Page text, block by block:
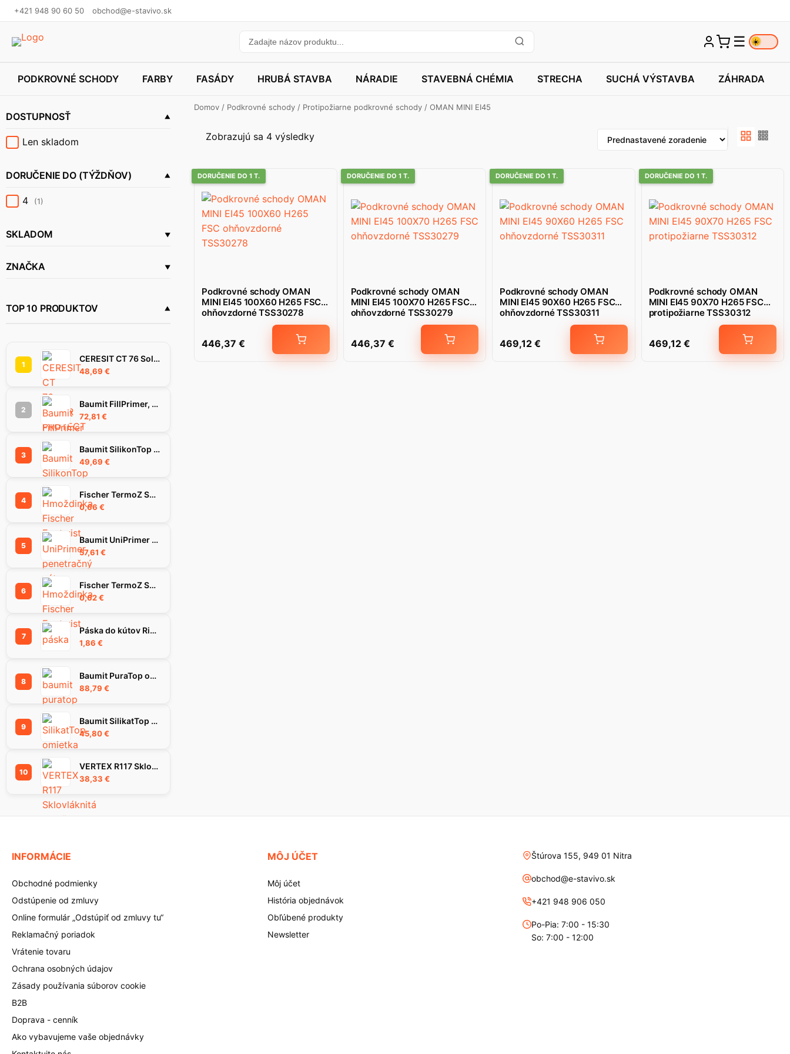
+421 948 90 60 50 obchod@e-stavivo.sk
☰ ☀️
PODKROVNÉ SCHODY FARBY FASÁDY HRUBÁ STAVBA NÁRADIE STAVEBNÁ CHÉMIA STRECHA SUCHÁ VÝSTAVBA ZÁHRADA
DOSTUPNOSŤ
Len skladom
DORUČENIE DO (TÝŽDŇOV)
4 (1)
SKLADOM
ZNAČKA
TOP 10 PRODUKTOV
1
CERESIT CT 76 SolarProtect omietka 1.5 mm 25 kg
48,69 €
2
Baumit FillPrimer, 25Kg
72,81 €
3
Baumit SilikonTop omietka 1.5K, 25 kg
49,69 €
4
Fischer TermoZ SV II Ecotwist 10-30 hmoždinka
0,66 €
5
Baumit UniPrimer penetračný náter, 25 kg
57,61 €
6
Fischer TermoZ SV II Ecotwist 0-10 hmoždinka
0,62€
7
Páska do kútov Rigips Habito Flex 83 mm
1,86 €
8
Baumit PuraTop omietka 1.5K 25kg
88,79 €
9
Baumit SilikatTop omietka 1,5K, 25 kg
45,80€
10
VERTEX R117 Sklovláknitá mriežka 55m2
38,33 €
Domov / Podkrovné schody / Protipožiarne podkrovné schody / OMAN MINI EI45
Zobrazujú sa 4 výsledky
DORUČENIE DO 1 T.
Podkrovné schody OMAN
MINI EI45 100X60 H265 FSC
ohňovzdorné TSS30278
446,37 €
DORUČENIE DO 1 T.
Podkrovné schody OMAN
MINI EI45 100X70 H265 FSC
ohňovzdorné TSS30279
446,37 €
DORUČENIE DO 1 T.
Podkrovné schody OMAN
MINI EI45 90X60 H265 FSC
ohňovzdorné TSS30311
469,12 €
DORUČENIE DO 1 T.
Podkrovné schody OMAN
MINI EI45 90X70 H265 FSC
protipožiarne TSS30312
469,12 €
INFORMÁCIE
Obchodné podmienky
Odstúpenie od zmluvy
Online formulár „Odstúpiť od zmluvy tu“
Reklamačný poriadok
Vrátenie tovaru
Ochrana osobných údajov
Zásady používania súborov cookie
B2B
Doprava - cenník
Ako vybavujeme vaše objednávky
MÔJ ÚČET
Môj účet
História objednávok
Obľúbené produkty
Newsletter
Štúrova 155, 949 01 Nitra
obchod@e-stavivo.sk
+421 948 906 050
Po-Pia: 7:00 - 15:30
So: 7:00 - 12:00